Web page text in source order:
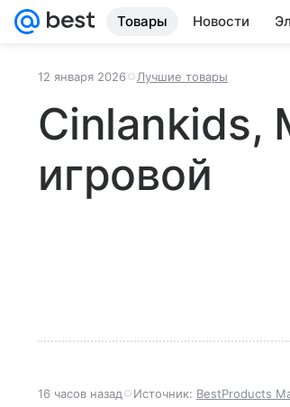
Товары Новости
12 января 2026 Лучшие товары
Cinlankids,
игровой
16 часов назад Источник: BestProducts